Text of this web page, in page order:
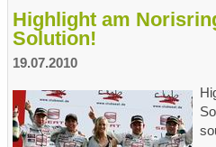
Highlight am
Solution!
19.07.2010